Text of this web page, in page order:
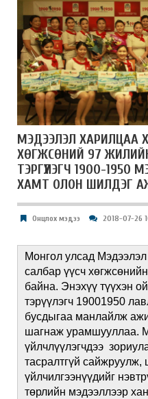
МЭДЭЭЛЭЛ ХАРИЛЦАА
ХӨГЖСӨНИЙ 97
ТЭРГҮҮЛЭГЧ 1900-
ХАМТ ОЛОН ШИЛДЭГ
Онцлох мэдээ 2018-07-26
Монгол улсад
салбар үүсч
байна. Энэхүү түүхэн
тэрүүлэгч 19001950
бусдыгаа манлайлж
шагнаж урамшууллаа.
үйлчлүүлэгчдээ
тасралтгүй
үйлчилгээнүүдийг
төрлийн мэдээллээр